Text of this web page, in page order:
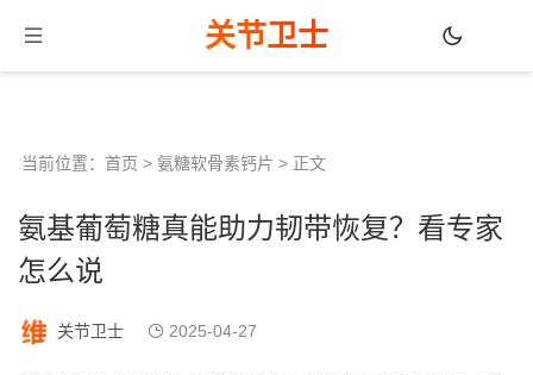
关节卫士
当前位置： 首页 > 氨糖软骨素钙片 > 正文
氨基葡萄糖真能助力韧带恢复？看专家
怎么说
关节卫士 2025-04-27